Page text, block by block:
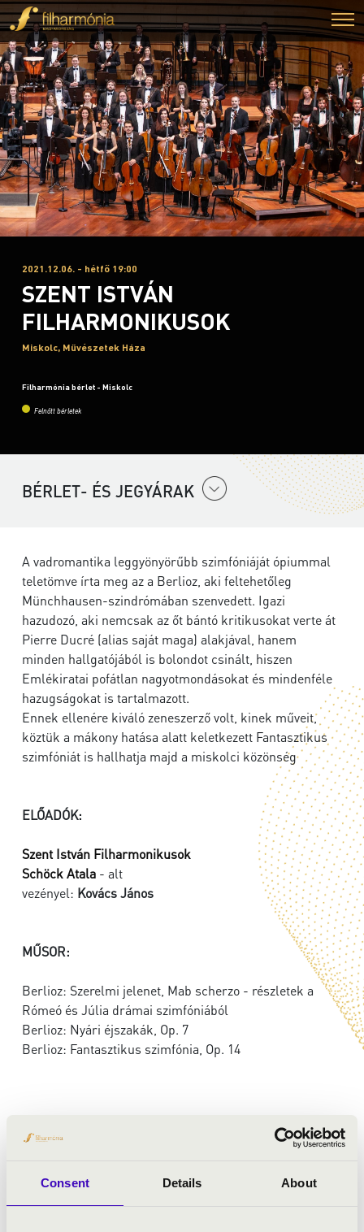
Consent Details About
2021.12.06. - hétfő 19:00
SZENT ISTVÁN
FILHARMONIKUSOK
Miskolc, Művészetek Háza
Filharmónia bérlet - Miskolc
Felnőtt bérletek
BÉRLET- ÉS JEGYÁRAK
A vadromantika leggyönyörűbb szimfóniáját ópiummal
teletömve írta meg az a Berlioz, aki feltehetőleg
Münchhausen-szindrómában szenvedett. Igazi
hazudozó, aki nemcsak az őt bántó kritikusokat verte át
Pierre Ducré (alias saját maga) alakjával, hanem
minden hallgatójából is bolondot csinált, hiszen
Emlékiratai pofátlan nagyotmondásokat és mindenféle
hazugságokat is tartalmazott.
Ennek ellenére kiváló zeneszerző volt, kinek műveit,
köztük a mákony hatása alatt keletkezett Fantasztikus
szimfóniát is hallhatja majd a miskolci közönség
ELŐADÓK:
Szent István Filharmonikusok
Schöck Atala - alt
vezényel: Kovács János
MŰSOR:
Berlioz: Szerelmi jelenet, Mab scherzo - részletek a
Rómeó és Júlia drámai szimfóniából
Berlioz: Nyári éjszakák, Op. 7
Berlioz: Fantasztikus szimfónia, Op. 14